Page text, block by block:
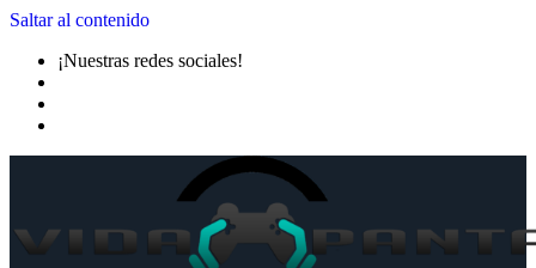
Saltar al contenido
¡Nuestras redes sociales!